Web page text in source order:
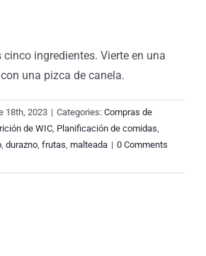
ingredientes. Vierte en una
una pizca de canela.
18th, 2023 | Categories: Compras de
de WIC, Planificación de comidas,
, durazno, frutas, malteada | 0 Comments